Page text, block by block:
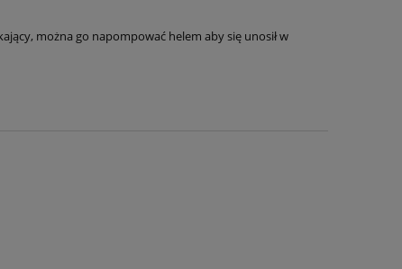
można go napompować helem aby się unosił w